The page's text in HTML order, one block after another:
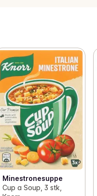
Minestronesuppe
Cup a Soup, 3 stk,